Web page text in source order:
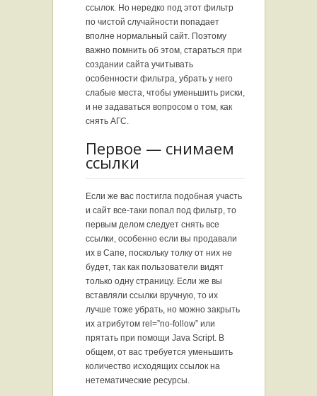
ссылок. Но нередко под этот фильтр
по чистой случайности попадает
вполне нормальный сайт. Поэтому
важно помнить об этом, стараться при
создании сайта учитывать
особенности фильтра, убрать у него
слабые места, чтобы уменьшить риски,
и не задаваться вопросом о том, как
снять АГС.
Первое — снимаем
ссылки
Если же вас постигла подобная участь
и сайт все-таки попал под фильтр, то
первым делом следует снять все
ссылки, особенно если вы продавали
их в Сапе, поскольку толку от них не
будет, так как пользователи видят
только одну страницу. Если же вы
вставляли ссылки вручную, то их
лучше тоже убрать, но можно закрыть
их атрибутом rel=”no-follow” или
прятать при помощи Java Script. В
общем, от вас требуется уменьшить
количество исходящих ссылок на
нетематические ресурсы.